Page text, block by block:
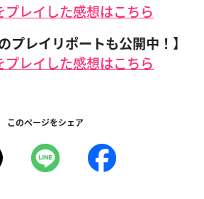
レイした感想はこちら
プレイリポートも公開中！】
レイした感想はこちら
このページをシェア